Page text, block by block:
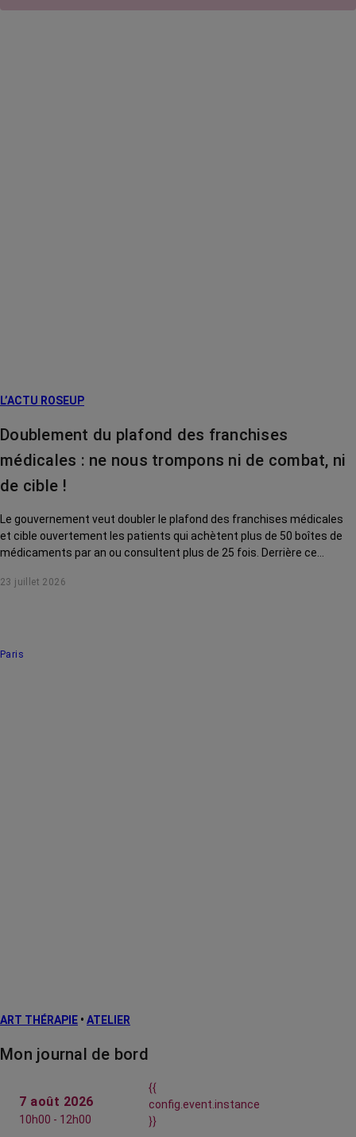
L’ACTU ROSEUP
Doublement du plafond des franchises
médicales : ne nous trompons ni de combat, ni
de cible !
Le gouvernement veut doubler le plafond des franchises médicales
et cible ouvertement les patients qui achètent plus de 50 boîtes de
médicaments par an ou consultent plus de 25 fois. Derrière ce
chroniques, et en premier lieu les personnes touchées par un cancer,
23 juillet 2026
Paris
ART THÉRAPIE • ATELIER
Mon journal de bord
7 août 2026
10h00 - 12h00
{{
config.event.instance
}}